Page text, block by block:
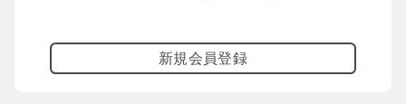
新規会員登録